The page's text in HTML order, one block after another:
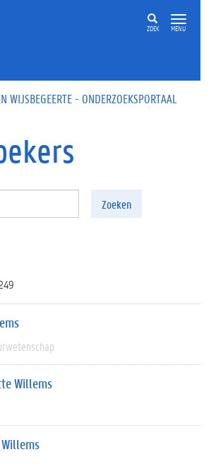
gaan
ZOEK MENU
WIJSBEGEERTE - ONDERZOEKSPORTAAL
Zoeken
Willems